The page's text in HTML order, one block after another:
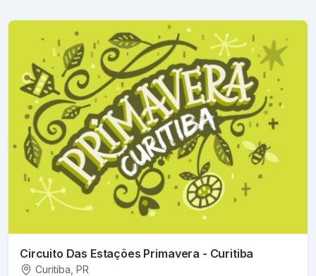
Circuito Das Estações Primavera - Curitiba
Curitiba , PR